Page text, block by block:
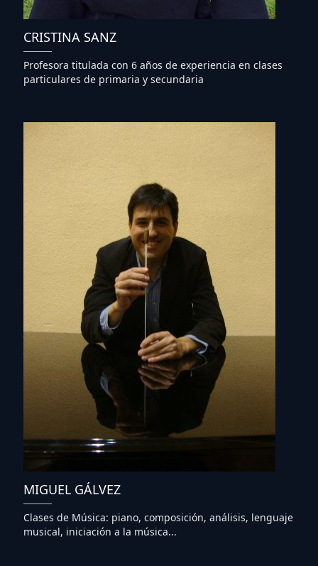
CRISTINA SANZ
Profesora titulada con 6 años de experiencia en clases
particulares de primaria y secundaria
MIGUEL GÁLVEZ
Clases de Música: piano, composición, análisis, lenguaje
musical, iniciación a la música...